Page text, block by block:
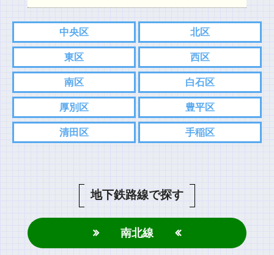
中央区 北区
東区 西区
南区 白石区
厚別区 豊平区
清田区 手稲区
地下鉄路線で探す
南北線